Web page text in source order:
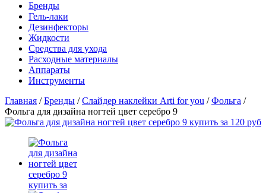
Бренды
Гель-лаки
Дезинфекторы
Жидкости
Средства для ухода
Расходные материалы
Аппараты
Инструменты
Главная /Бренды /Слайдер наклейки Arti for you /Фольга /
Фольга для дизайна ногтей цвет серебро 9